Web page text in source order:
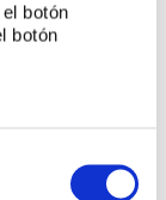
botón
botón